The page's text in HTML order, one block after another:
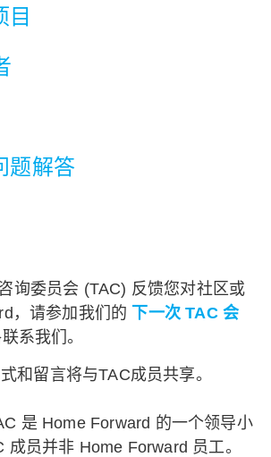
目
题解答
询委员会 (TAC) 反馈您对社区或
，请参加我们的
下一次 TAC 会
系我们。
和留言将与TAC成员共享。
是 Home Forward 的一个领导小
成员并非 Home Forward 员工。